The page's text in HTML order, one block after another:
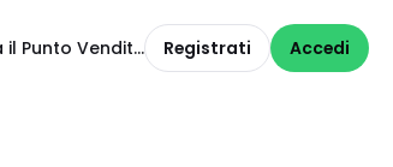
il Punto Vendita Registrati Accedi